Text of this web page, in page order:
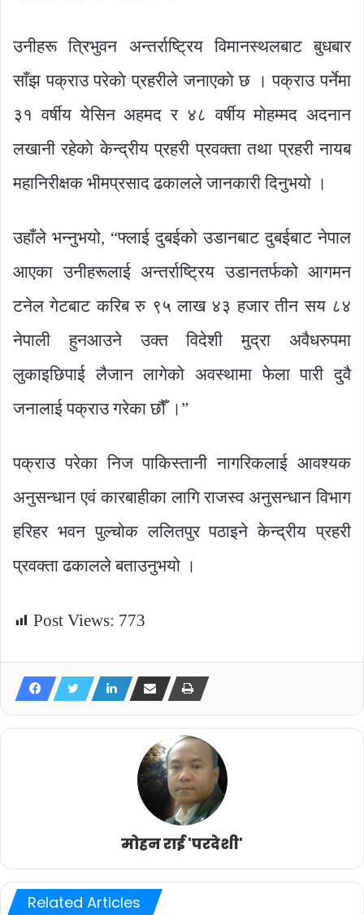
उनीहरू त्रिभुवन अन्तर्राष्ट्रिय विमानस्थलबाट बुधबार
साँझ पक्राउ परेकाे प्रहरीले जनाएकाे छ । पक्राउ पर्नेमा
३१ वर्षीय येसिन अहमद र ४८ वर्षीय मोहम्मद अदनान
लखानी रहेकाे केन्द्रीय प्रहरी प्रवक्ता तथा प्रहरी नायब
महानिरीक्षक भीमप्रसाद ढकालले जानकारी दिनुभयो ।
उहाँले भन्नुभयो, “फ्लाई दुबईको उडानबाट दुबईबाट नेपाल
आएका उनीहरूलाई अन्तर्राष्ट्रिय उडानतर्फको आगमन
टनेल गेटबाट करिब रु ९५ लाख ४३ हजार तीन सय ८४
नेपाली हुनआउने उक्त विदेशी मुद्रा अवैधरुपमा
लुकाइछिपाई लैजान लागेको अवस्थामा फेला पारी दुवै
जनालाई पक्राउ गरेका छौँ ।”
पक्राउ परेका निज पाकिस्तानी नागरिकलाई आवश्यक
अनुसन्धान एवं कारबाहीका लागि राजस्व अनुसन्धान विभाग
हरिहर भवन पुल्चोक ललितपुर पठाइने केन्द्रीय प्रहरी
प्रवक्ता ढकालले बताउनुभयो ।
Post Views: 773
मोहन राई 'परदेशी'
Related Articles